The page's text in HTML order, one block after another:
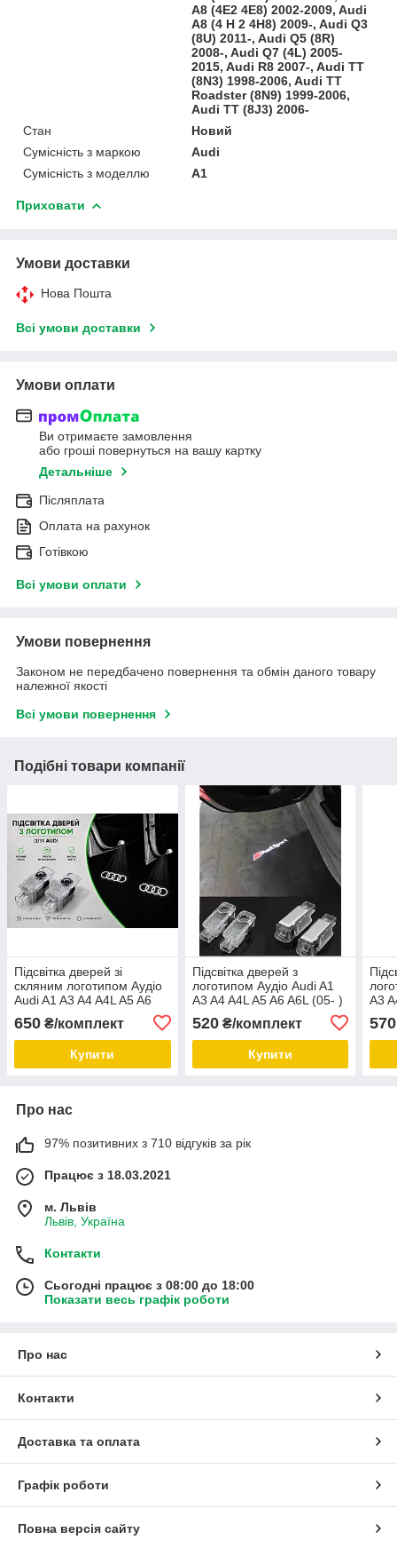
A8 (4E2 4E8) 2002-2009, Audi
A8 (4 H 2 4H8) 2009-, Audi Q3
(8U) 2011-, Audi Q5 (8R)
2008-, Audi Q7 (4L) 2005-
2015, Audi R8 2007-, Audi TT
(8N3) 1998-2006, Audi TT
Roadster (8N9) 1999-2006,
Audi TT (8J3) 2006-
Стан
Новий
Сумісність з маркою
Audi
Сумісність з моделлю
A1
Приховати
Умови доставки
Нова Пошта
Всі умови доставки
Умови оплати
Ви отримаєте замовлення
або гроші повернуться на вашу картку
Детальніше
Післяплата
Оплата на рахунок
Готівкою
Всі умови оплати
Умови повернення
Законом не передбачено повернення та обмін даного товару
належної якості
Всі умови повернення
Подібні товари компанії
Підсвітка дверей зі
скляним логотипом Аудіо
Audi A1 A3 A4 A4L A5 A6
A6L (05- ) A7 A8 (04-09) A8
2шт.
650 ₴/комплект
Купити
Підсвітка дверей з
логотипом Аудіо Audi A1
A3 A4 A4L A5 A6 A6L (05- )
520₴/комплект
Купити
A3
570
Про нас
97% позитивних з 710 відгуків за рік
Працює з 18.03.2021
м. Львів
Львів, Україна
Контакти
Сьогодні працює з 08:00 до 18:00
Показати весь графік роботи
Про нас
Контакти
Доставка та оплата
Графік роботи
Повна версія сайту